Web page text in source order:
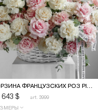
КОРЗИНА ФРАНЦУЗСКИХ РОЗ PINK MONDIAL И PLAYA BLANCA
643 $ art. 3999